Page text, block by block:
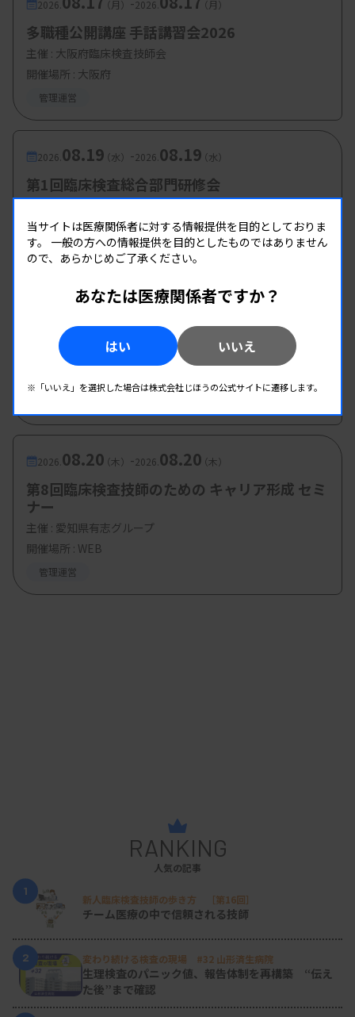
2026. （月） 2026. （月）
多職種公開講座 手話講習会2026
主催 : 大阪府臨床検査技師会
開催場所 : 大阪府
管理運営
2026. 08.19（水） -2026. 08.19（水）
第1回臨床検査総合部門研修会
開催場所 : WEB
管理運営
08.19 - 08.19
第2回 県南地区研修会
熊本県臨床検査技師会
2026. 08.20（木） -2026. 08.20（木）
第8回臨床検査技師のための キャリア形成 セミ
ナー
主催 : 愛知県有志グループ
開催場所 : WEB
管理運営
RANKING
人気の記事
1
新人臨床検査技師の歩き方 ［第16回］
チーム医療の中で信頼される技師
2 変わり続ける検査の現場 #32 山形済生病院
生理検査のパニック値、報告体制を再構築 “伝え
た後”まで確認
当サイトは医療関係者に対する情報提供を目的としておりま
す。 一般の方への情報提供を目的としたものではありません
ので、あらかじめご了承ください。
あなたは医療関係者ですか？
はい いいえ
※「いいえ」を選択した場合は株式会社じほうの公式サイトに遷移します。